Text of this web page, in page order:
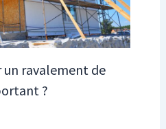
un ravalement de
?